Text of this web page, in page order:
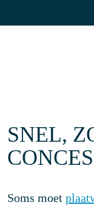
SNEL,
Soms moet